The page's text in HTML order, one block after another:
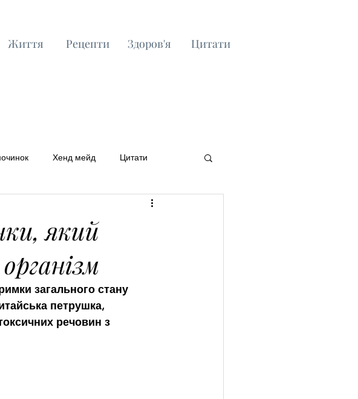
Життя Рецепти Здоров'я Цитати
Хенд мейд Цитати
який
загального стану
петрушка,
речовин з